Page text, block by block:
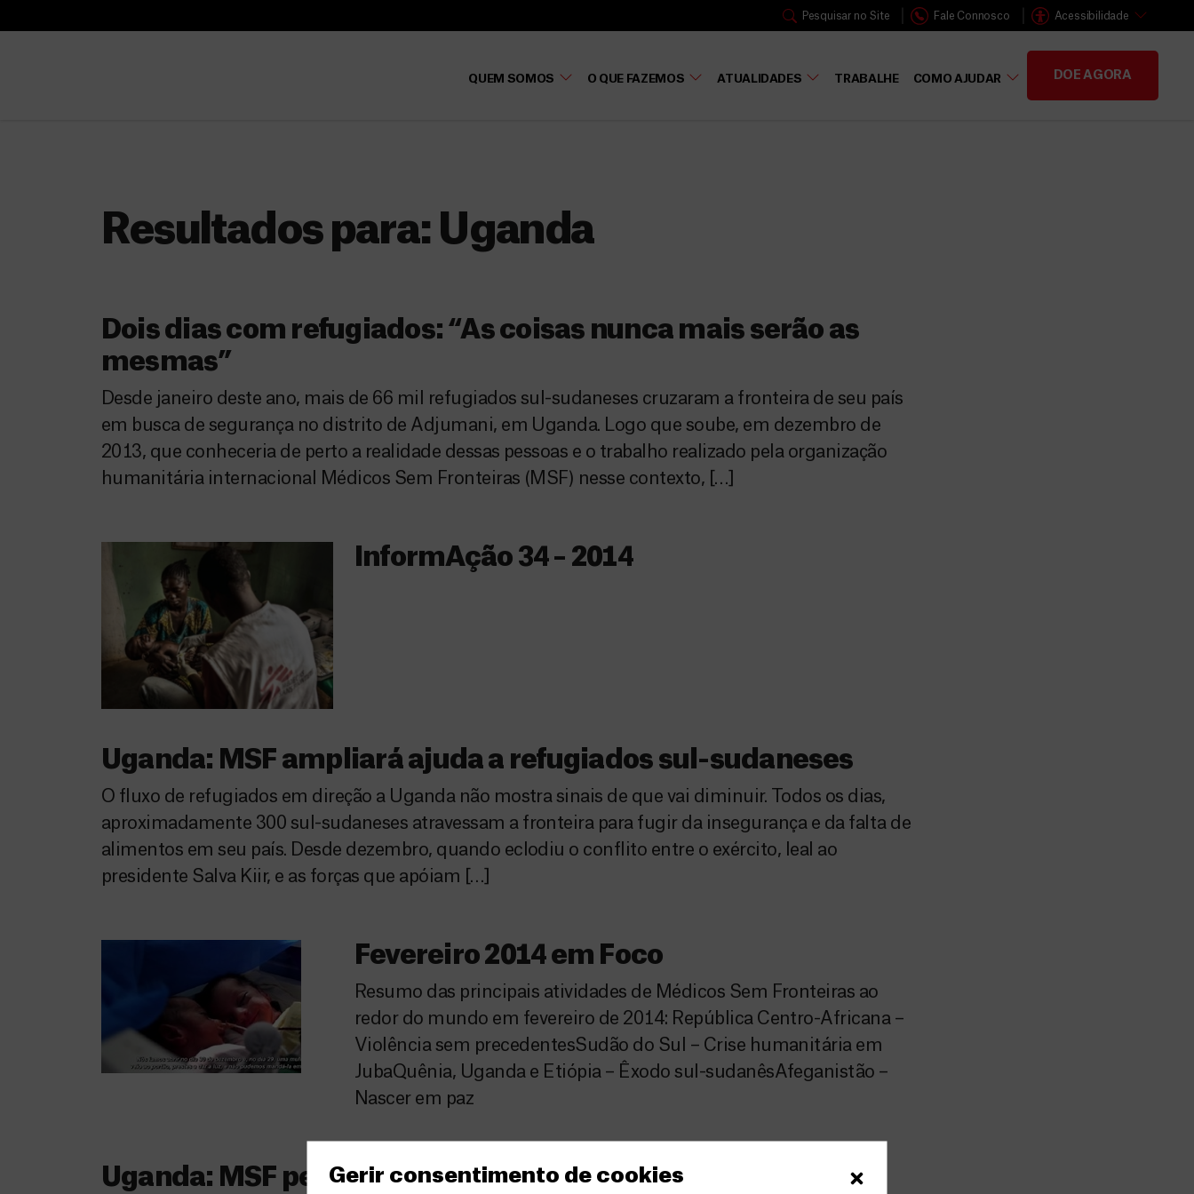
Gerir consentimento de cookies
Pesquisar no Site Fale Connosco Acessibilidade
QUEM SOMOS O QUE FAZEMOS ATUALIDADES TRABALHE COMO AJUDAR DOE AGORA
Resultados para: Uganda
Dois dias com refugiados: “As coisas nunca mais serão as
mesmas”
Desde janeiro deste ano, mais de 66 mil refugiados sul-sudaneses cruzaram a fronteira de seu país
em busca de segurança no distrito de Adjumani, em Uganda. Logo que soube, em dezembro de
2013, que conheceria de perto a realidade dessas pessoas e o trabalho realizado pela organização
humanitária internacional Médicos Sem Fronteiras (MSF) nesse contexto, […]
InformAção 34 – 2014
Uganda: MSF ampliará ajuda a refugiados sul-sudaneses
O fluxo de refugiados em direção a Uganda não mostra sinais de que vai diminuir. Todos os dias,
aproximadamente 300 sul-sudaneses atravessam a fronteira para fugir da insegurança e da falta de
alimentos em seu país. Desde dezembro, quando eclodiu o conflito entre o exército, leal ao
presidente Salva Kiir, e as forças que apóiam […]
Fevereiro 2014 em Foco
Resumo das principais atividades de Médicos Sem Fronteiras ao
redor do mundo em fevereiro de 2014: República Centro-Africana –
Violência sem precedentesSudão do Sul – Crise humanitária em
JubaQuênia, Uganda e Etiópia – Êxodo sul-sudanêsAfeganistão –
Nascer em paz
Uganda: MSF pede que homossexuais tenham acesso a